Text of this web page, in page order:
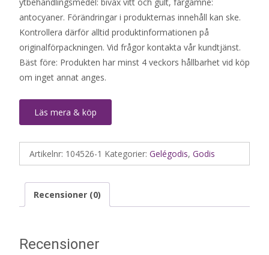
antocyaner. Förändringar i produkternas innehåll kan ske.
Kontrollera därför alltid produktinformationen på
originalförpackningen. Vid frågor kontakta vår kundtjänst.
Bäst före: Produkten har minst 4 veckors hållbarhet vid köp
om inget annat anges.
Läs mera & köp
Artikelnr: 104526-1 Kategorier: Gelégodis, Godis
Recensioner (0)
Recensioner